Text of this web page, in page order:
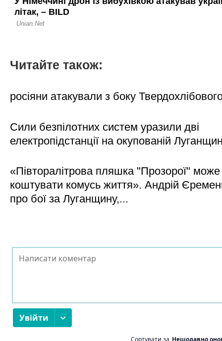
Читайте також:
росіяни атакували з боку
Сили безпілотних систем уразили дві
електропідстанції на окупованій
«Півторалітрова пляшка "Прозорої" може
коштувати комусь життя». Андрій
про бої за Луганщину,...